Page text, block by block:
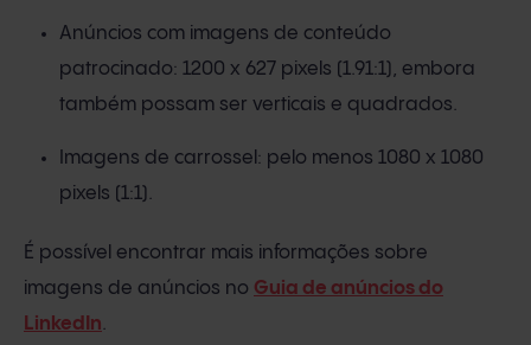
Anúncios com imagens de conteúdo
patrocinado: 1200 x 627 pixels (1.91:1), embora
também possam ser verticais e quadrados.
Imagens de carrossel: pelo menos 1080 x 1080
pixels (1:1).
É possível encontrar mais informações sobre
imagens de anúncios no Guia de anúncios do
LinkedIn.